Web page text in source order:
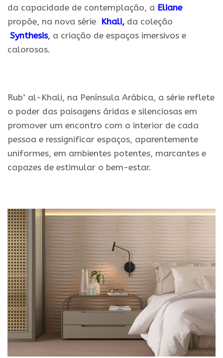
da capacidade de contemplação, a Eliane
propõe, na nova série Khali, da coleção
Synthesis, a criação de espaços imersivos e
calorosos.
Rub’ al-Khali, na Península Arábica, a série reflete
o poder das paisagens áridas e silenciosas em
promover um encontro com o interior de cada
pessoa e ressignificar espaços, aparentemente
uniformes, em ambientes potentes, marcantes e
capazes de estimular o bem-estar.